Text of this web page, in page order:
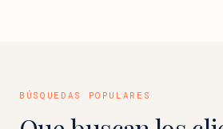
BÚSQUEDAS POPULARES